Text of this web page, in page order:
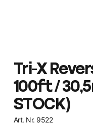
Tri-X
100ft /
STOCK)
Art. Nr. 9522